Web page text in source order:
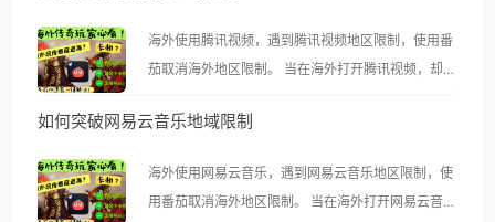
海外使用腾讯视频，遇到腾讯视频地区限制，使用番
茄取消海外地区限制。 当在海外打开腾讯视频，却突
示语。 海外用户如香港、澳门、台湾、美国、加拿
像其他音乐平台一样，出现地区及版权限制问题，且
仅能在中国大陆地区播放。 遇到这个问题的朋友们，
如何突破网易云音乐地域限制
海外使用网易云音乐，遇到网易云音乐地区限制，使
用番茄取消海外地区限制。 当在海外打开网易云音